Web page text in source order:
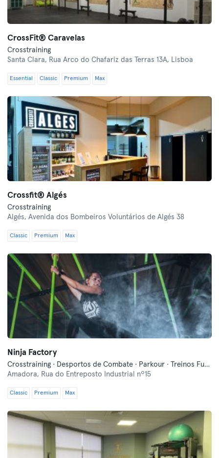
CrossFit® Caravelas
Crosstraining
Santa Clara, Rua Arco do Chafariz das Terras 13A, Lisboa
Essential Classic Premium Max
Crossfit® Algés
Crosstraining
Algés, Avenida dos Bombeiros Voluntários de Algés 38
Classic Premium Max
Ninja Factory
Crosstraining · Desportos de Combate · Parkour · Treinos Funcionais
Amadora, Rua do Entreposto Industrial nº15
Classic Premium Max